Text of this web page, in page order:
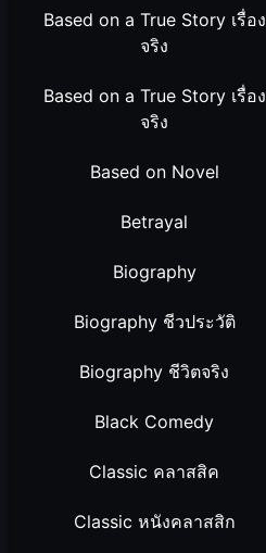
Based on a True Story เรื่อง
จริง
Based on a True Story เรื่อง
จริง
Based on Novel
Betrayal
Biography
Biography ชีวประวัติ
Biography ชีวิตจริง
Black Comedy
Classic คลาสสิค
Classic หนังคลาสสิก